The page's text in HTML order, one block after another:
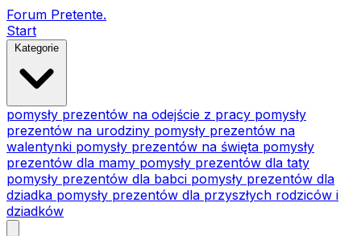
Forum Pretente.
Start
Kategorie
pomysły prezentów na odejście z pracy pomysły
prezentów na urodziny pomysły prezentów na
walentynki pomysły prezentów na święta pomysły
prezentów dla mamy pomysły prezentów dla taty
pomysły prezentów dla babci pomysły prezentów dla
dziadka pomysły prezentów dla przyszłych rodziców i
dziadków